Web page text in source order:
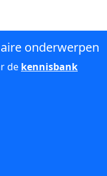
onderwerpen
de kennisbank